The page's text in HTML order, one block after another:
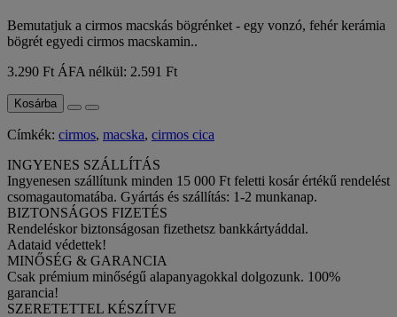
Bemutatjuk a cirmos macskás bögrénket - egy vonzó, fehér kerámia
bögrét egyedi cirmos macskamin..
3.290 Ft ÁFA nélkül: 2.591 Ft
Kosárba
Címkék: cirmos, macska, cirmos cica
INGYENES SZÁLLÍTÁS
Ingyenesen szállítunk minden 15 000 Ft feletti kosár értékű rendelést
csomagautomatába. Gyártás és szállítás: 1-2 munkanap.
BIZTONSÁGOS FIZETÉS
Rendeléskor biztonságosan fizethetsz bankkártyáddal.
Adataid védettek!
MINŐSÉG & GARANCIA
Csak prémium minőségű alapanyagokkal dolgozunk. 100%
garancia!
SZERETETTEL KÉSZÍTVE